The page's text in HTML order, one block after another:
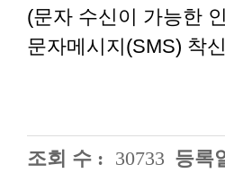
(문자 수신이 가능한
문자메시지(SMS) 착
조회 수 : 30733 등록